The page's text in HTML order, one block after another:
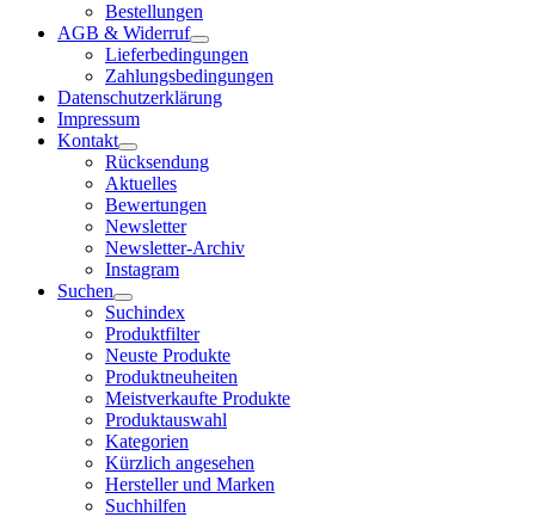
Bestellungen
AGB & Widerruf
Lieferbedingungen
Zahlungsbedingungen
Datenschutzerklärung
Impressum
Kontakt
Rücksendung
Aktuelles
Bewertungen
Newsletter
Newsletter-Archiv
Instagram
Suchen
Suchindex
Produktfilter
Neuste Produkte
Produktneuheiten
Meistverkaufte Produkte
Produktauswahl
Kategorien
Kürzlich angesehen
Hersteller und Marken
Suchhilfen